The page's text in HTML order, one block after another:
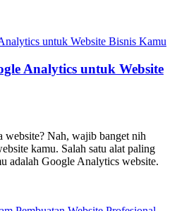
Analytics untuk Website
website? Nah, wajib banget nih
kamu. Salah satu alat paling
adalah Google Analytics website.